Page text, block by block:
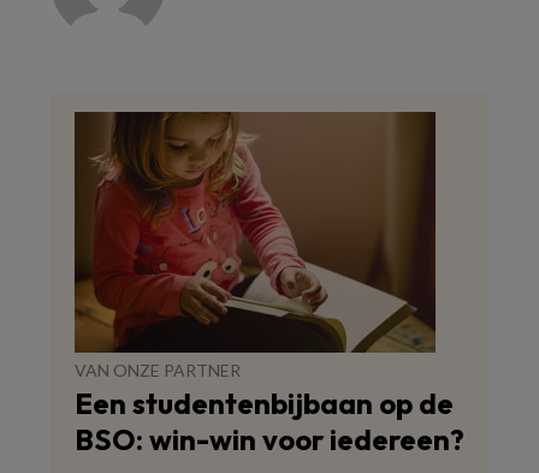
VAN ONZE PARTNER
Een studentenbijbaan op de
BSO: win-win voor iedereen?